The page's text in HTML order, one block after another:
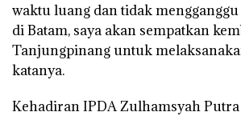
waktu luang dan tidak
di Batam, saya akan sempatkan
Tanjungpinang untuk
katanya.
Kehadiran IPDA Zulhamsyah